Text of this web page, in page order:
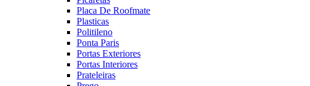
Placa De Roofmate
Plasticas
Politileno
Ponta Paris
Portas Exteriores
Portas Interiores
Prateleiras